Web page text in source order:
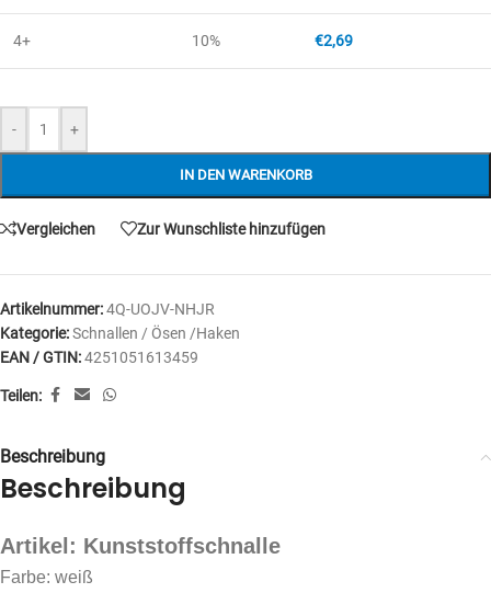
- +
IN DEN WARENKORB
4+ 10% €2,69
Vergleichen Zur Wunschliste hinzufügen
Artikelnummer:4Q-UOJV-NHJR
Kategorie:Schnallen / Ösen /Haken
EAN / GTIN:4251051613459
Teilen:
Beschreibung
Beschreibung
Artikel: Kunststoffschnalle
Farbe: weiß